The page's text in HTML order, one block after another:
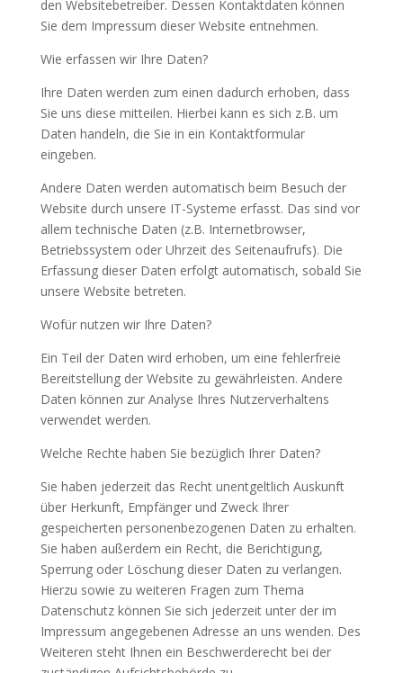
den Websitebetreiber. Dessen Kontaktdaten können
Sie dem Impressum dieser Website entnehmen.
Wie erfassen wir Ihre Daten?
Ihre Daten werden zum einen dadurch erhoben, dass
Sie uns diese mitteilen. Hierbei kann es sich z.B. um
Daten handeln, die Sie in ein Kontaktformular
eingeben.
Andere Daten werden automatisch beim Besuch der
Website durch unsere IT-Systeme erfasst. Das sind vor
allem technische Daten (z.B. Internetbrowser,
Betriebssystem oder Uhrzeit des Seitenaufrufs). Die
Erfassung dieser Daten erfolgt automatisch, sobald Sie
unsere Website betreten.
Wofür nutzen wir Ihre Daten?
Ein Teil der Daten wird erhoben, um eine fehlerfreie
Bereitstellung der Website zu gewährleisten. Andere
Daten können zur Analyse Ihres Nutzerverhaltens
verwendet werden.
Welche Rechte haben Sie bezüglich Ihrer Daten?
Sie haben jederzeit das Recht unentgeltlich Auskunft
über Herkunft, Empfänger und Zweck Ihrer
gespeicherten personenbezogenen Daten zu erhalten.
Sie haben außerdem ein Recht, die Berichtigung,
Sperrung oder Löschung dieser Daten zu verlangen.
Hierzu sowie zu weiteren Fragen zum Thema
Datenschutz können Sie sich jederzeit unter der im
Impressum angegebenen Adresse an uns wenden. Des
Weiteren steht Ihnen ein Beschwerderecht bei der